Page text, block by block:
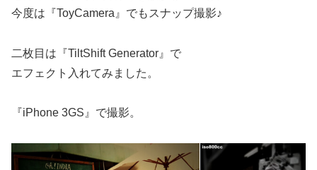
今度は『ToyCamera』でもスナップ撮影♪
二枚目は『TiltShift Generator』で
エフェクト入れてみました。
『iPhone 3GS』で撮影。